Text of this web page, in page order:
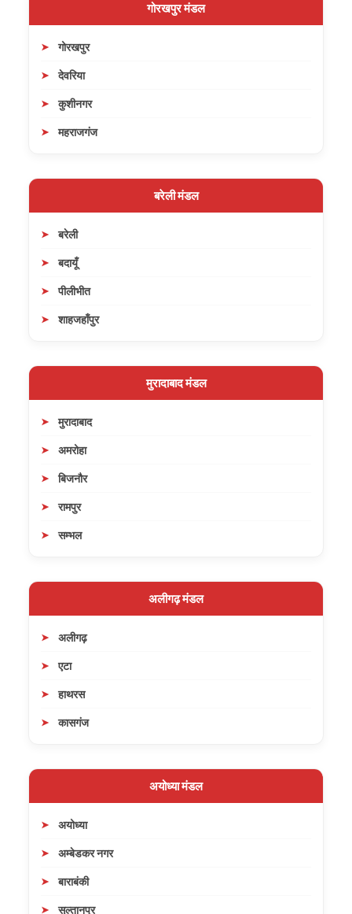
गोरखपुर मंडल
गोरखपुर
देवरिया
कुशीनगर
महराजगंज
बरेली मंडल
बरेली
बदायूँ
पीलीभीत
शाहजहाँपुर
मुरादाबाद मंडल
मुरादाबाद
अमरोहा
बिजनौर
रामपुर
सम्भल
अलीगढ़ मंडल
अलीगढ़
एटा
हाथरस
कासगंज
अयोध्या मंडल
अयोध्या
अम्बेडकर नगर
बाराबंकी
सुल्तानपुर